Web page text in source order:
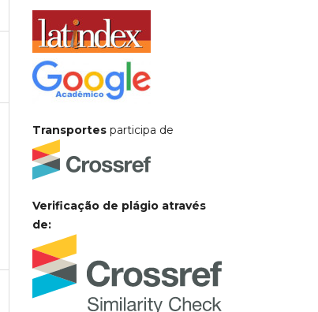
Transportes participa de
Verificação de plágio através
de: